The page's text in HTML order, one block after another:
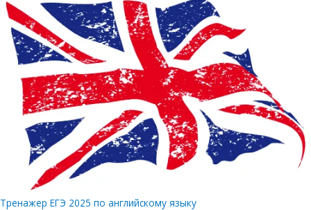
Тренажер ЕГЭ 2025 по английскому языку